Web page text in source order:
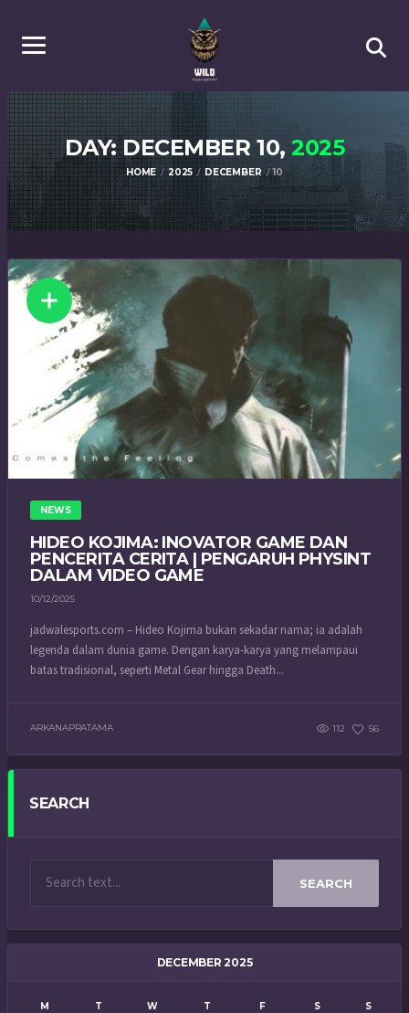
DAY: DECEMBER 10,2025
HOME 2025 DECEMBER 10
NEWS
HIDEO KOJIMA: INOVATOR GAME DAN
PENCERITA CERITA | PENGARUH PHYSINT
DALAM VIDEO GAME
10/12/2025
jadwalesports.com – Hideo Kojima bukan sekadar nama; ia adalah
legenda dalam dunia game. Dengan karya-karya yang melampaui
batas tradisional, seperti Metal Gear hingga Death...
ARKANAPRATAMA 112 56
SEARCH
SEARCH
DECEMBER 2025
M T W T F S S